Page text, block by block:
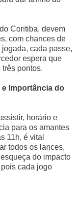
Coritiba, devem
com chances de
cada passe,
espera que
pontos.
Importância do
horário e
para os amantes
11h, é vital
todos os lances,
do impacto
cada jogo